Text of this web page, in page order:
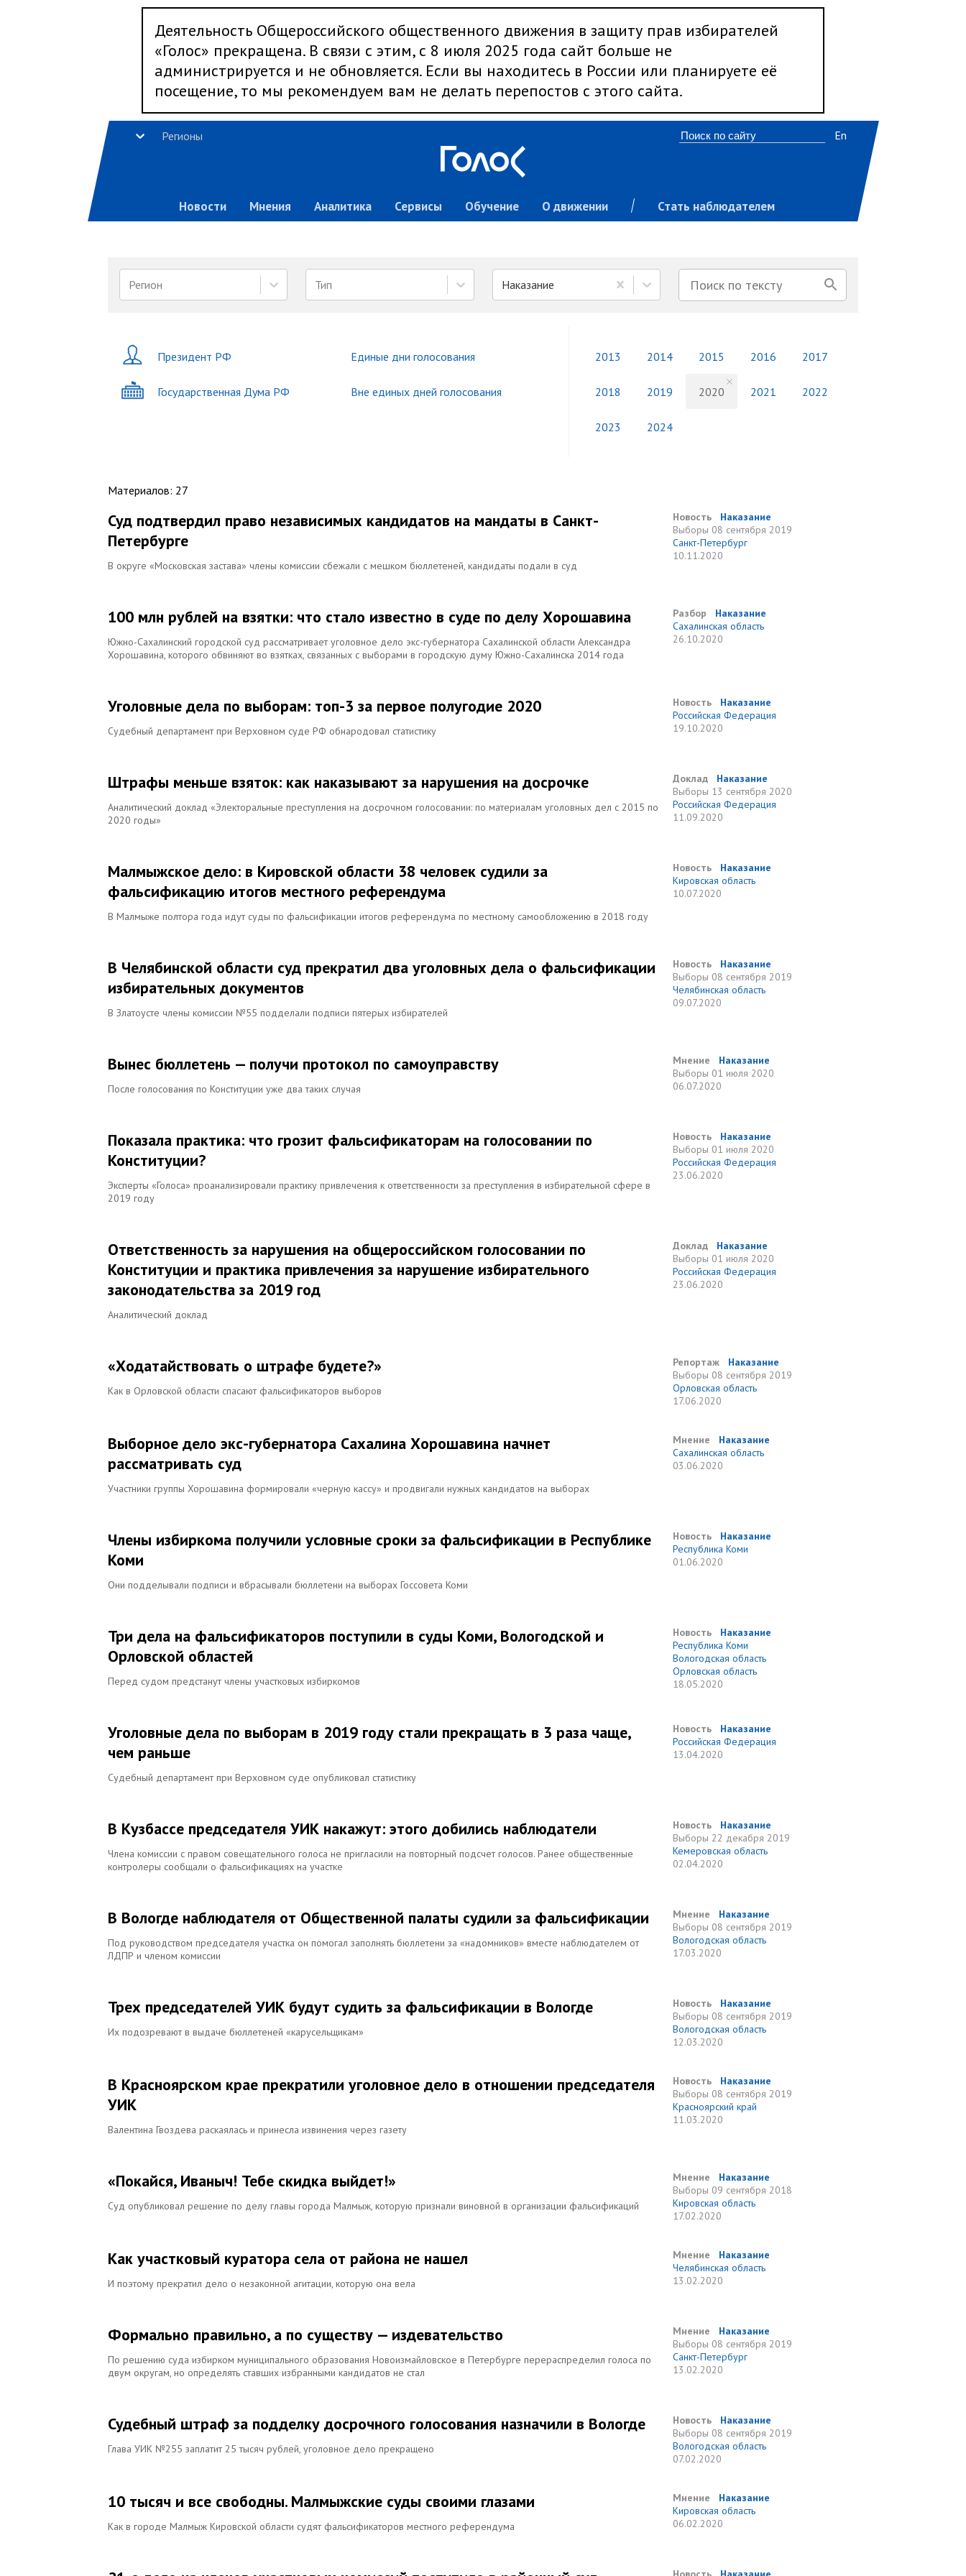
Деятельность Общероссийского общественного движения в защиту прав избирателей
«Голос» прекращена. В связи с этим, с 8 июля 2025 года сайт больше не
администрируется и не обновляется. Если вы находитесь в России или планируете её
посещение, то мы рекомендуем вам не делать перепостов с этого сайта.
Регионы
Новости Мнения Аналитика Сервисы Обучение О движении Стать наблюдателем
En
Регион Тип Наказание
Президент РФ
Государственная Дума РФ
Единые дни голосования
Вне единых дней голосования
2013 2014 2015 2016 2017
2018 2019 2020 2021 2022
2023 2024
Материалов: 27
Суд подтвердил право независимых кандидатов на мандаты в Санкт-
Петербурге
В округе «Московская застава» члены комиссии сбежали с мешком бюллетеней, кандидаты подали в суд
Новость
Наказание
Выборы 08 сентября 2019
Санкт-Петербург
10.11.2020
100 млн рублей на взятки: что стало известно в суде по делу Хорошавина
Южно-Сахалинский городской суд рассматривает уголовное дело экс-губернатора Сахалинской области Александра
Хорошавина, которого обвиняют во взятках, связанных с выборами в городскую думу Южно-Сахалинска 2014 года
Разбор
Наказание
Сахалинская область
26.10.2020
Уголовные дела по выборам: топ-3 за первое полугодие 2020
Судебный департамент при Верховном суде РФ обнародовал статистику
Новость
Наказание
Российская Федерация
19.10.2020
Штрафы меньше взяток: как наказывают за нарушения на досрочке
Аналитический доклад «Электоральные преступления на досрочном голосовании: по материалам уголовных дел с 2015 по
2020 годы»
Доклад
Наказание
Выборы 13 сентября 2020
Российская Федерация
11.09.2020
Малмыжское дело: в Кировской области 38 человек судили за
фальсификацию итогов местного референдума
В Малмыже полтора года идут суды по фальсификации итогов референдума по местному самообложению в 2018 году
Новость
Наказание
Кировская область
10.07.2020
В Челябинской области суд прекратил два уголовных дела о фальсификации
избирательных документов
В Златоусте члены комиссии №55 подделали подписи пятерых избирателей
Новость
Наказание
Выборы 08 сентября 2019
Челябинская область
09.07.2020
Вынес бюллетень — получи протокол по самоуправству
После голосования по Конституции уже два таких случая
Мнение
Наказание
Выборы 01 июля 2020
06.07.2020
Показала практика: что грозит фальсификаторам на голосовании по
Конституции?
Эксперты «Голоса» проанализировали практику привлечения к ответственности за преступления в избирательной сфере в
2019 году
Новость
Наказание
Выборы 01 июля 2020
Российская Федерация
23.06.2020
Ответственность за нарушения на общероссийском голосовании по
Конституции и практика привлечения за нарушение избирательного
законодательства за 2019 год
Аналитический доклад
Доклад
Наказание
Выборы 01 июля 2020
Российская Федерация
23.06.2020
«Ходатайствовать о штрафе будете?»
Как в Орловской области спасают фальсификаторов выборов
Репортаж
Наказание
Выборы 08 сентября 2019
Орловская область
17.06.2020
Выборное дело экс-губернатора Сахалина Хорошавина начнет
рассматривать суд
Участники группы Хорошавина формировали «черную кассу» и продвигали нужных кандидатов на выборах
Мнение
Наказание
Сахалинская область
03.06.2020
Члены избиркома получили условные сроки за фальсификации в Республике
Коми
Они подделывали подписи и вбрасывали бюллетени на выборах Госсовета Коми
Новость
Наказание
Республика Коми
01.06.2020
Три дела на фальсификаторов поступили в суды Коми, Вологодской и
Орловской областей
Перед судом предстанут члены участковых избиркомов
Новость
Наказание
Республика Коми
Вологодская область
Орловская область
18.05.2020
Уголовные дела по выборам в 2019 году стали прекращать в 3 раза чаще,
чем раньше
Судебный департамент при Верховном суде опубликовал статистику
Новость
Наказание
Российская Федерация
13.04.2020
В Кузбассе председателя УИК накажут: этого добились наблюдатели
Члена комиссии с правом совещательного голоса не пригласили на повторный подсчет голосов. Ранее общественные
контролеры сообщали о фальсификациях на участке
Новость
Наказание
Выборы 22 декабря 2019
Кемеровская область
02.04.2020
В Вологде наблюдателя от Общественной палаты судили за фальсификации
Под руководством председателя участка он помогал заполнять бюллетени за «надомников» вместе наблюдателем от
ЛДПР и членом комиссии
Мнение
Наказание
Выборы 08 сентября 2019
Вологодская область
17.03.2020
Трех председателей УИК будут судить за фальсификации в Вологде
Их подозревают в выдаче бюллетеней «карусельщикам»
Новость
Наказание
Выборы 08 сентября 2019
Вологодская область
12.03.2020
В Красноярском крае прекратили уголовное дело в отношении председателя
УИК
Валентина Гвоздева раскаялась и принесла извинения через газету
Новость
Наказание
Выборы 08 сентября 2019
Красноярский край
11.03.2020
«Покайся, Иваныч! Тебе скидка выйдет!»
Суд опубликовал решение по делу главы города Малмыж, которую признали виновной в организации фальсификаций
Мнение
Наказание
Выборы 09 сентября 2018
Кировская область
17.02.2020
Как участковый куратора села от района не нашел
И поэтому прекратил дело о незаконной агитации, которую она вела
Мнение
Наказание
Челябинская область
13.02.2020
Формально правильно, а по существу — издевательство
По решению суда избирком муниципального образования Новоизмайловское в Петербурге перераспределил голоса по
двум округам, но определять ставших избранными кандидатов не стал
Мнение
Наказание
Выборы 08 сентября 2019
Санкт-Петербург
13.02.2020
Судебный штраф за подделку досрочного голосования назначили в Вологде
Глава УИК №255 заплатит 25 тысяч рублей, уголовное дело прекращено
Новость
Наказание
Выборы 08 сентября 2019
Вологодская область
07.02.2020
10 тысяч и все свободны. Малмыжские суды своими глазами
Как в городе Малмыж Кировской области судят фальсификаторов местного референдума
Мнение
Наказание
Кировская область
06.02.2020